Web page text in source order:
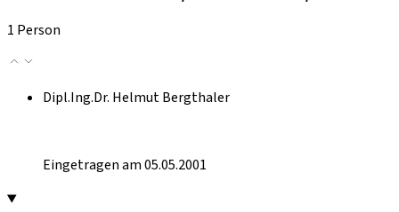
1 Person
Dipl.Ing.Dr. Helmut Bergthaler
Eingetragen am 05.05.2001